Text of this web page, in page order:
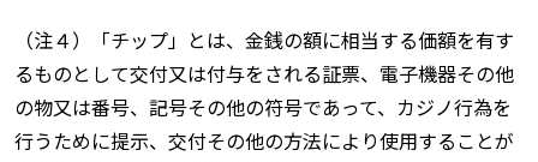
（注４）「チップ」とは、金銭の額に相当する価額を有す
るものとして交付又は付与をされる証票、電子機器その他
の物又は番号、記号その他の符号であって、カジノ行為を
行うために提示、交付その他の方法により使用することが